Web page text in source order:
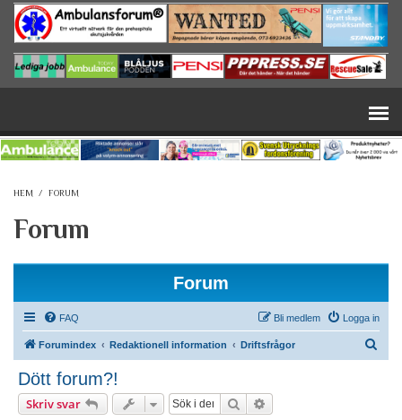
Hoppa till huvudinnehåll
HEM / FORUM
Forum